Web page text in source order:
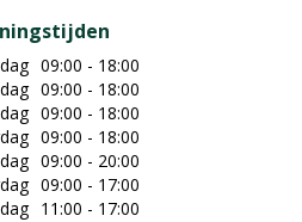
09:00 - 18:00
09:00 - 18:00
09:00 - 18:00
09:00 - 18:00
09:00 - 20:00
09:00 - 17:00
11:00 - 17:00